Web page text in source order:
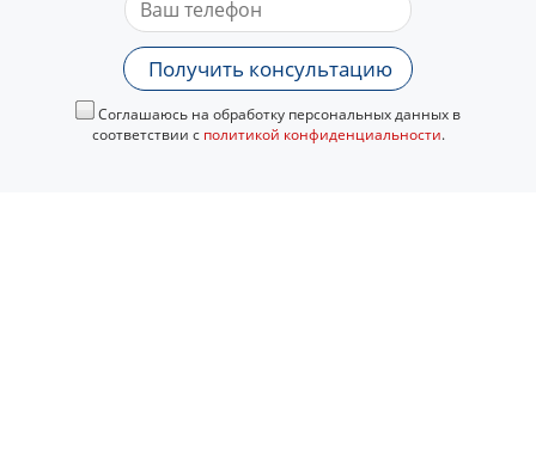
Получить консультацию
Соглашаюсь на обработку персональных данных в
соответствии с политикой конфиденциальности.